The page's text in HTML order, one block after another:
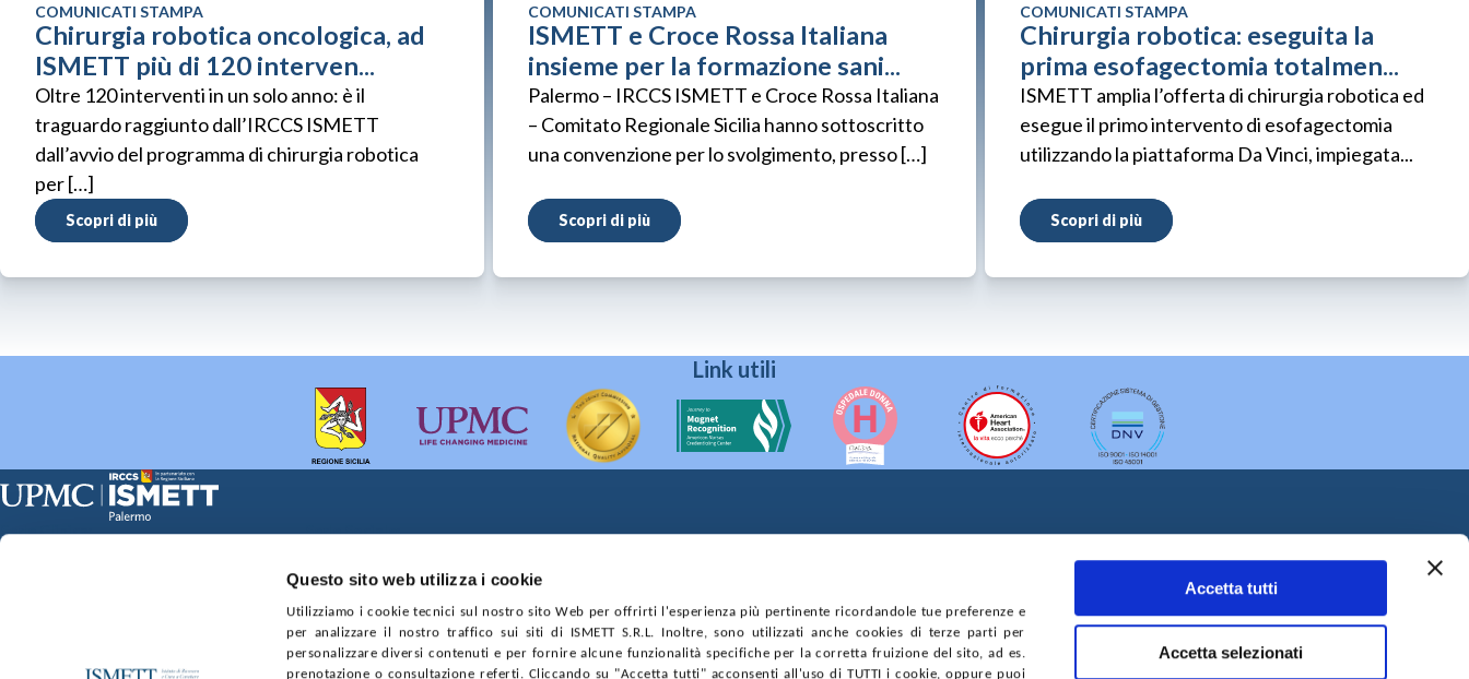
Questo sito web utilizza i cookie
Utilizziamo i cookie tecnici sul nostro sito Web per offrirti l'esperienza più pertinente ricordandole tue preferenze e
per analizzare il nostro traffico sui siti di ISMETT S.R.L. Inoltre, sono utilizzati anche cookies di terze parti per
personalizzare diversi contenuti e per fornire alcune funzionalità specifiche per la corretta fruizione del sito, ad es.
prenotazione o consultazione referti. Cliccando su "Accetta tutti" acconsenti all'uso di TUTTI i cookie, oppure puoi
Accetta tutti
Accetta selezionati
COMUNICATI STAMPA
Chirurgia robotica oncologica, ad
ISMETT più di 120 interven...
Oltre 120 interventi in un solo anno: è il
traguardo raggiunto dall’IRCCS ISMETT
dall’avvio del programma di chirurgia robotica
per […]
Scopri di più
COMUNICATI STAMPA
ISMETT e Croce Rossa Italiana
insieme per la formazione sani...
Palermo – IRCCS ISMETT e Croce Rossa Italiana
– Comitato Regionale Sicilia hanno sottoscritto
una convenzione per lo svolgimento, presso […]
Scopri di più
COMUNICATI STAMPA
Chirurgia robotica: eseguita la
prima esofagectomia totalmen...
ISMETT amplia l’offerta di chirurgia robotica ed
esegue il primo intervento di esofagectomia
utilizzando la piattaforma Da Vinci, impiegata...
Scopri di più
Link utili
Sede Clinica:
Sede Sociale:
Ufficio Registro delle imprese di Palermo
WHISTLEBLOWINGGARE E CONTRATTIPRIVACYCOOKIE POLICYSOSTIENICI MAPPA DEL SITO ACCESSIBILITÀCONTATTI